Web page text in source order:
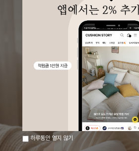
하루동안 열지 않기